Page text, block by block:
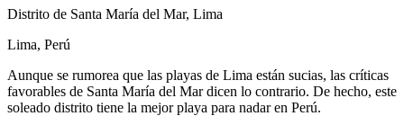
Distrito de Santa María del Mar, Lima
Lima, Perú
Aunque se rumorea que las playas de Lima están sucias, las críticas
favorables de Santa María del Mar dicen lo contrario. De hecho, este
soleado distrito tiene la mejor playa para nadar en Perú.